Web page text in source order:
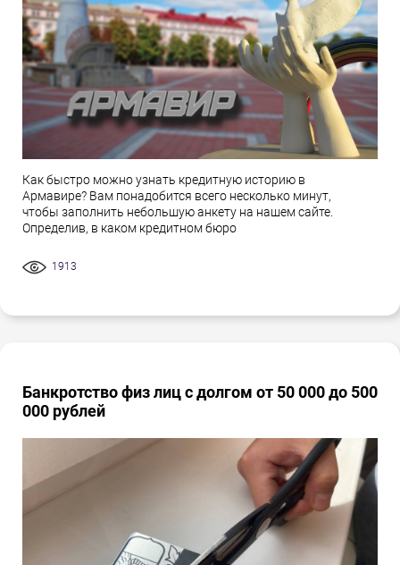
Как быстро можно узнать кредитную историю в
Армавире? Вам понадобится всего несколько минут,
чтобы заполнить небольшую анкету на нашем сайте.
Определив, в каком кредитном бюро
1913
Банкротство физ лиц с долгом от 50 000 до 500
000 рублей